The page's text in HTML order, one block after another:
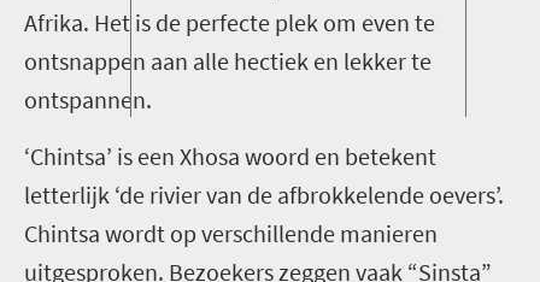
Afrika. Het is de perfecte plek om even te
ontsnappen aan alle hectiek en lekker te
ontspannen.
‘Chintsa’ is een Xhosa woord en betekent
letterlijk ‘de rivier van de afbrokkelende oevers’.
Chintsa wordt op verschillende manieren
uitgesproken. Bezoekers zeggen vaak “Sinsta”